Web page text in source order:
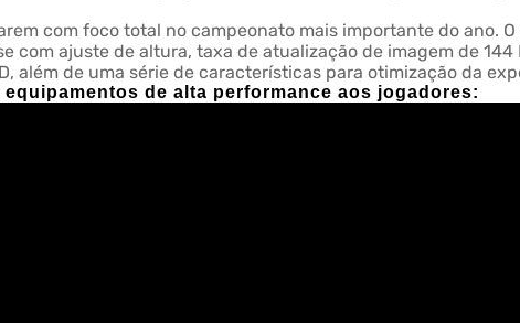
com foco total no campeonato mais importante do ano.
com ajuste de altura, taxa de atualização de imagem de 144
além de uma série de características para otimização da
de alta performance aos jogadores: